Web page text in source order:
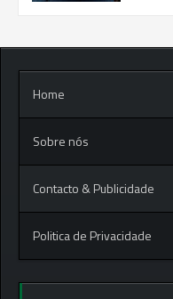
Home
Sobre nós
Contacto & Publicidade
Politica de Privacidade